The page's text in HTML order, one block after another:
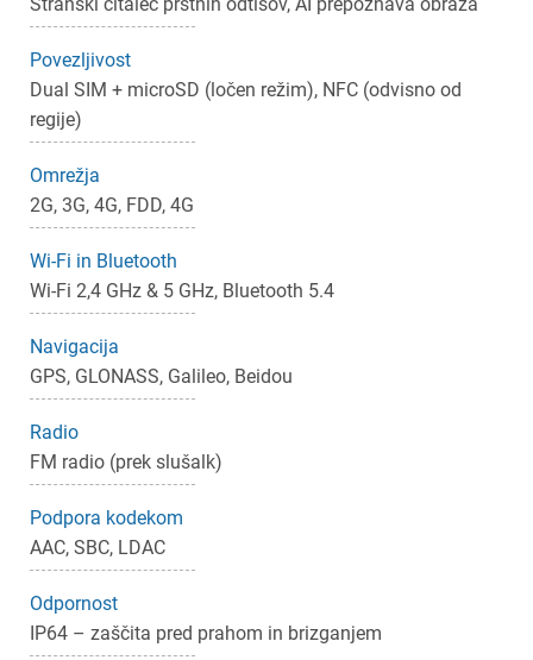
Povezljivost
Dual SIM + microSD (ločen režim), NFC (odvisno od
regije)
Omrežja
2G, 3G, 4G, FDD, 4G
Wi-Fi in Bluetooth
Wi-Fi 2,4 GHz & 5 GHz, Bluetooth 5.4
Navigacija
GPS, GLONASS, Galileo, Beidou
Radio
FM radio (prek slušalk)
Podpora kodekom
AAC, SBC, LDAC
Odpornost
IP64 – zaščita pred prahom in brizganjem